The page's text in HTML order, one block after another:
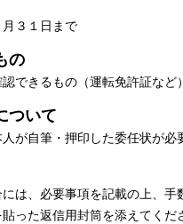
３１日まで
の
できるもの（運転免許証など）
ついて
が自筆・押印した委任状が必
は、必要事項を記載の上、手
った返信用封筒を添えてくだ